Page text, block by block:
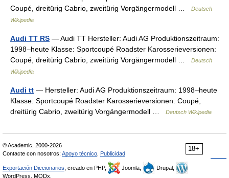
Coupé, dreitürig Cabrio, zweitürig Vorgängermodell …
Deutsch
Wikipedia
Audi TT RS — Audi TT Hersteller: Audi AG Produktionszeitraum:
1998–heute Klasse: Sportcoupé Roadster Karosserieversionen:
Coupé, dreitürig Cabrio, zweitürig Vorgängermodell …
Deutsch
Wikipedia
Audi tt — Hersteller: Audi AG Produktionszeitraum: 1998–heute
Klasse: Sportcoupé Roadster Karosserieversionen: Coupé,
dreitürig Cabrio, zweitürig Vorgängermodell …
Deutsch Wikipedia
18+
© Academic, 2000-2026
Contacte con nosotros: Apoyo técnico Publicidad
Exportación Diccionarios , creado en PHP, Joomla,
Drupal,
WordPress, MODx.